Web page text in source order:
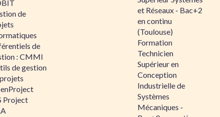
de
de
: CMMI
de gestion
Project
et Réseaux - Bac+2
en continu
(Toulouse)
Formation
Technicien
Supérieur en
Conception
Industrielle de
Systèmes
Mécaniques -